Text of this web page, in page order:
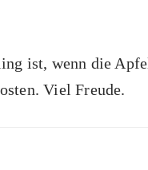
ist, wenn die
Viel Freude.